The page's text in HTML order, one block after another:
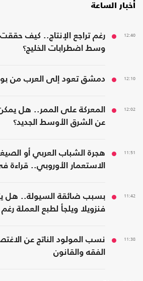
أخبار الساعة
12:40
رغم تراجع الإنتاج.. كيف حققت
وسط اضطرابات الخليج؟
12:10 دمشق تعود إلى العرب من
12:02
المعركة على الممر.. هل
عن الشرق الأوسط الجديد؟
11:51
هجرة الشباب العربي أو
الاستعمار الأوروبي.. قراءة
11:42
بسبب ضائقة السيولة.. هل
فنزويلا ويلجأ لطبع العملة
11:38
نسب المولود الناتج عن
الفقه والقانون